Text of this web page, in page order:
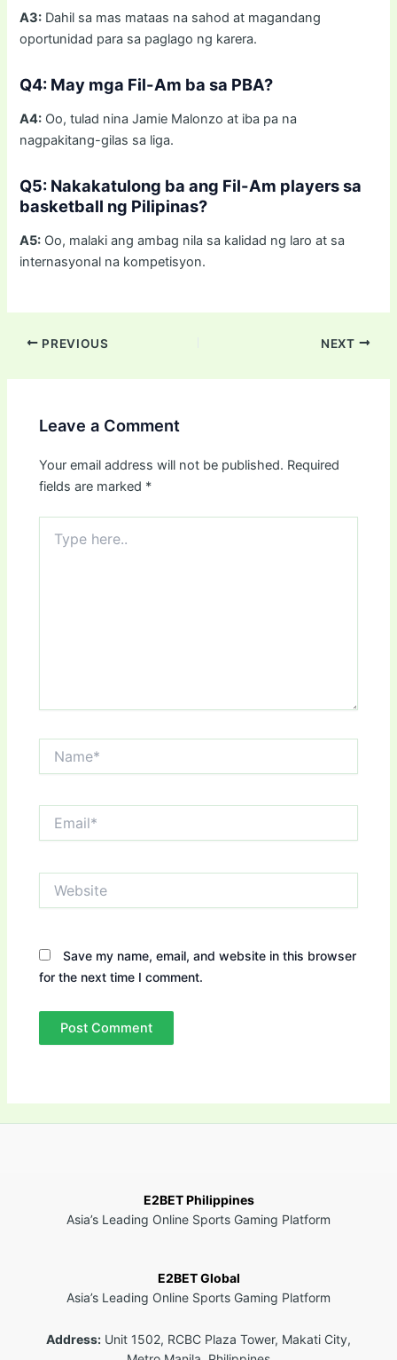
A3: Dahil sa mas mataas na sahod at magandang
oportunidad para sa paglago ng karera.
Q4: May mga Fil-Am ba sa PBA?
A4: Oo, tulad nina Jamie Malonzo at iba pa na
nagpakitang-gilas sa liga.
Q5: Nakakatulong ba ang Fil-Am players sa
basketball ng Pilipinas?
A5: Oo, malaki ang ambag nila sa kalidad ng laro at sa
internasyonal na kompetisyon.
PREVIOUS NEXT
Leave a Comment
Your email address will not be published. Required
fields are marked *
here..
Save my name, email, and website in this browser
for the next time I comment.
E2BET Philippines
Asia’s Leading Online Sports Gaming Platform
E2BET Global
Asia’s Leading Online Sports Gaming Platform
Address: Unit 1502, RCBC Plaza Tower, Makati City,